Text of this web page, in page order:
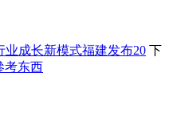
成长新模式福建发布20 下
考东西